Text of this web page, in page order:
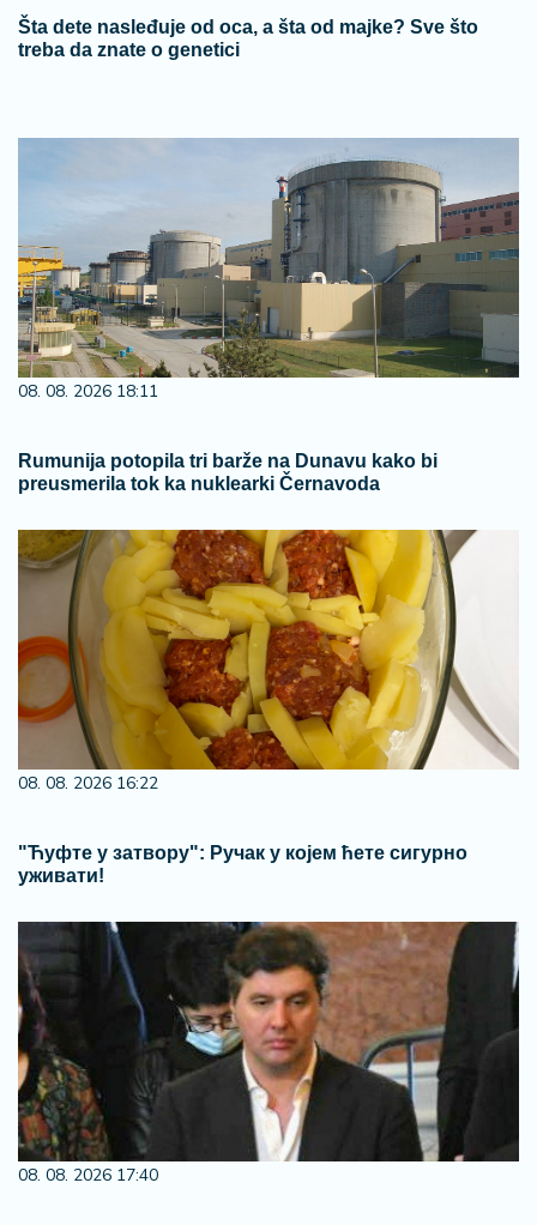
Šta dete nasleđuje od oca, a šta od majke? Sve što
treba da znate o genetici
08. 08. 2026 18:11
Rumunija potopila tri barže na Dunavu kako bi
preusmerila tok ka nuklearki Černavoda
08. 08. 2026 16:22
"Ћуфте у затвору": Ручак у којем ћете сигурно
уживати!
08. 08. 2026 17:40